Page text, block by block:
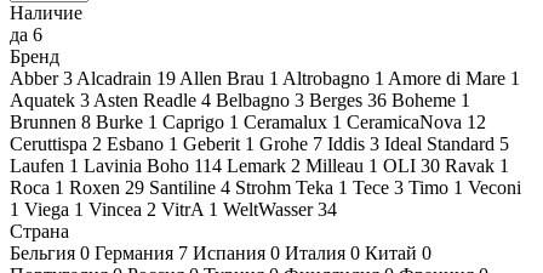
Наличие
да 6
Бренд
Abber3 Alcadrain 19 Allen Brau 1 Altrobagno 1 Amore di Mare 1
Aquatek 3 Asten Readle 4 Belbagno 3 Berges 36 Boheme 1
Brunnen 8 Burke 1 Caprigo 1 Ceramalux 1 CeramicaNova 12
Ceruttispa 2 Esbano 1 Geberit 1 Grohe 7 Iddis 3 Ideal Standard 5
Laufen 1 Lavinia Boho 114 Lemark 2 Milleau 1 OLI 30 Ravak 1
Roca 1 Roxen 29 Santiline 4 Strohm Teka 1 Tece 3 Timo 1 Veconi
1 Viega 1 Vincea 2 VitrA 1 WeltWasser34
Страна
Бельгия 0 Германия 7 Испания 0 Италия 0 Китай 0